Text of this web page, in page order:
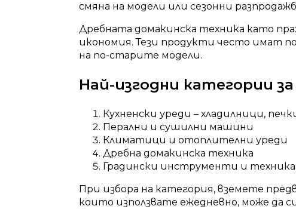
смяна на модели или сезонни
Дребната домакинска техника като
икономия. Тези продукти често имат
на по-старите модели.
Най-изгодни категории
Кухненски уреди – хладилници,
Перални и сушилни машини
Климатици и отоплителни уреди
Дребна домакинска техника
Градински инструменти и техника
При избора на категория, вземете
които използвате ежедневно, може да